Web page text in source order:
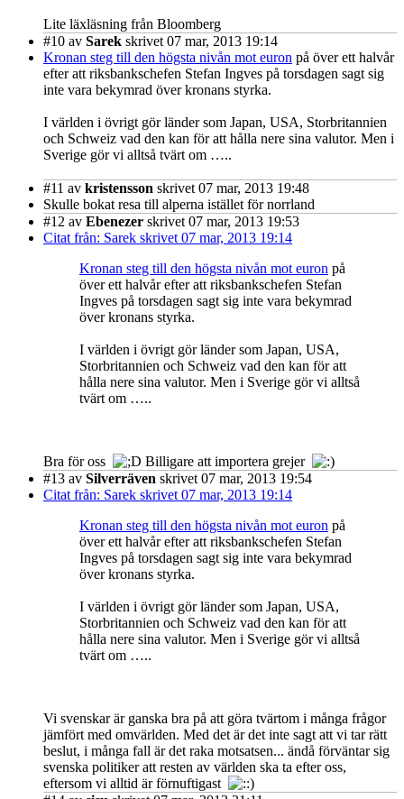
Lite läxläsning från Bloomberg
#10 av Sarek skrivet 07 mar, 2013 19:14
Kronan steg till den högsta nivån mot euron på över ett halvår
efter att riksbankschefen Stefan Ingves på torsdagen sagt sig
inte vara bekymrad över kronans styrka.
I världen i övrigt gör länder som Japan, USA, Storbritannien
och Schweiz vad den kan för att hålla nere sina valutor. Men i
Sverige gör vi alltså tvärt om …..
#11 av kristensson skrivet 07 mar, 2013 19:48
Skulle bokat resa till alperna istället för norrland
#12 av Ebenezer skrivet 07 mar, 2013 19:53
Citat från: Sarek skrivet 07 mar, 2013 19:14
Kronan steg till den högsta nivån mot euron på
över ett halvår efter att riksbankschefen Stefan
Ingves på torsdagen sagt sig inte vara bekymrad
över kronans styrka.
I världen i övrigt gör länder som Japan, USA,
Storbritannien och Schweiz vad den kan för att
hålla nere sina valutor. Men i Sverige gör vi alltså
tvärt om …..
Bra för oss
Billigare att importera grejer
#13 av Silverräven skrivet 07 mar, 2013 19:54
Citat från: Sarek skrivet 07 mar, 2013 19:14
Kronan steg till den högsta nivån mot euron på
över ett halvår efter att riksbankschefen Stefan
Ingves på torsdagen sagt sig inte vara bekymrad
över kronans styrka.
I världen i övrigt gör länder som Japan, USA,
Storbritannien och Schweiz vad den kan för att
hålla nere sina valutor. Men i Sverige gör vi alltså
tvärt om …..
Vi svenskar är ganska bra på att göra tvärtom i många frågor
jämfört med omvärlden. Med det är det inte sagt att vi tar rätt
beslut, i många fall är det raka motsatsen... ändå förväntar sig
svenska politiker att resten av världen ska ta efter oss,
eftersom vi alltid är förnuftigast